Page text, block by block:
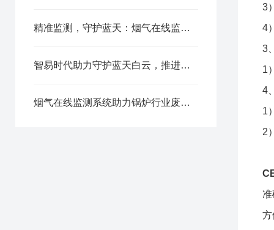
精准监测，守护蓝天：烟气在线监测系统助力企业绿色转型
智易时代助力守护蓝天白云，推进可持续发展
烟气在线监测系统助力锅炉行业废气污染监测
3
4
3
1
4
1
2
准
方